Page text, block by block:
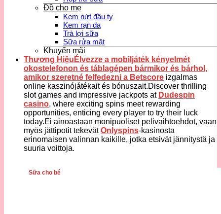
Đồ cho mẹ
Kem nứt đầu ty
Kem rạn da
Trà lợi sữa
Sữa rửa mặt
Khuyến mãi
Thương HiệuÉlvezze a mobiljáték kényelmét
okostelefonon és táblagépen bármikor és bárhol,
amikor szeretné felfedezni a Betscore izgalmas
online kaszinójátékait és bónuszait.Discover thrilling
slot games and impressive jackpots at Dudespin
casino, where exciting spins meet rewarding
opportunities, enticing every player to try their luck
today.Ei ainoastaan monipuoliset pelivaihtoehdot, vaan
myös jättipotit tekevätOnlyspins-kasinosta
erinomaisen valinnan kaikille, jotka etsivät jännitystä ja
suuria voittoja.
Sữa cho bé